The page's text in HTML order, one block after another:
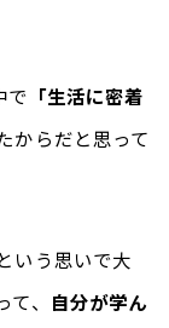
で 「生活に密着
からだと思って
いう思いで大
、
自分が学ん